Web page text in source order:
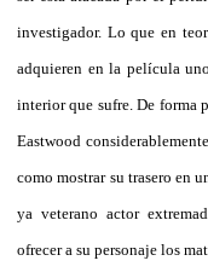
investigador. Lo que en
adquieren en la película
interior que sufre. De forma
Eastwood
como mostrar su trasero en
ya veterano actor
ofrecer a su personaje los